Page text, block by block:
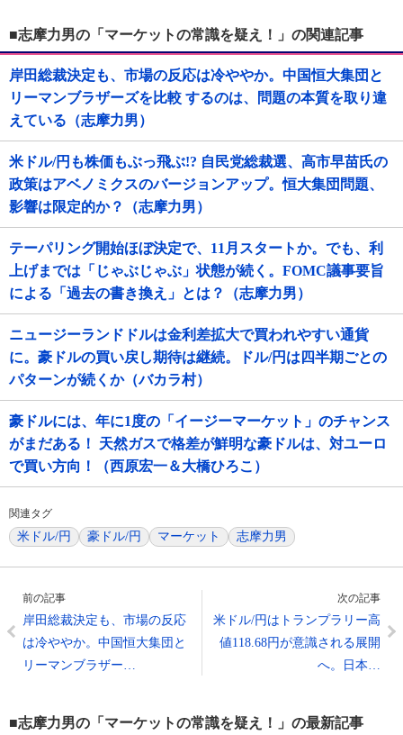
■志摩力男の「マーケットの常識を疑え！」の関連記事
岸田総裁決定も、市場の反応は冷ややか。中国恒大集団と
リーマンブラザーズを比較 するのは、問題の本質を取り違
えている（志摩力男）
米ドル/円も株価もぶっ飛ぶ!? 自民党総裁選、高市早苗氏の
政策はアベノミクスのバージョンアップ。恒大集団問題、
影響は限定的か？（志摩力男）
テーパリング開始ほぼ決定で、11月スタートか。でも、利
上げまでは「じゃぶじゃぶ」状態が続く。FOMC議事要旨
による「過去の書き換え」とは？（志摩力男）
ニュージーランドドルは金利差拡大で買われやすい通貨
に。豪ドルの買い戻し期待は継続。ドル/円は四半期ごとの
パターンが続くか（バカラ村）
豪ドルには、年に1度の「イージーマーケット」のチャンス
がまだある！ 天然ガスで格差が鮮明な豪ドルは、対ユーロ
で買い方向！（西原宏一＆大橋ひろこ）
関連タグ
米ドル/円 豪ドル/円 マーケット 志摩力男
前の記事
岸田総裁決定も、市場の反応
は冷ややか。中国恒大集団と
リーマンブラザー…
次の記事
米ドル/円はトランプラリー高
値118.68円が意識される展開
へ。日本…
■志摩力男の「マーケットの常識を疑え！」の最新記事